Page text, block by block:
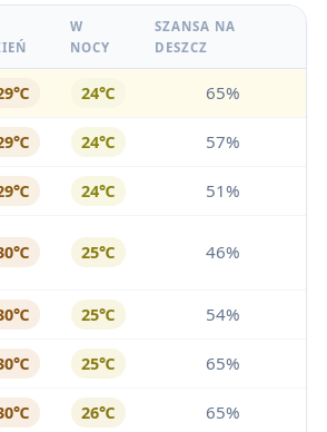
W
NOCY
SZANSA NA
DESZCZ
24℃ 65%
24℃ 57%
24℃ 51%
25℃ 46%
25℃ 54%
25℃ 65%
26℃ 65%